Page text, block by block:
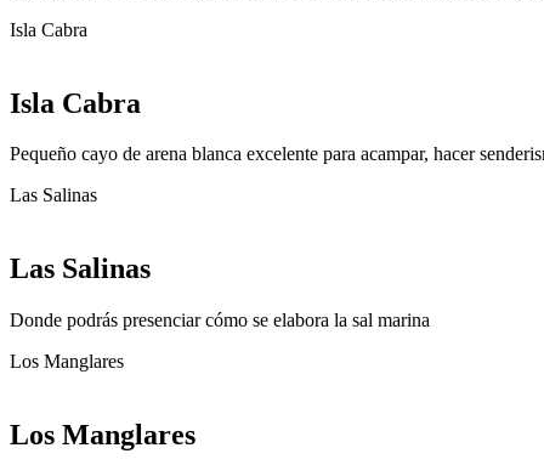
Isla Cabra
Isla Cabra
Pequeño cayo de arena blanca excelente para acampar, hacer
Las Salinas
Las Salinas
Donde podrás presenciar cómo se elabora la sal marina
Los Manglares
Los Manglares